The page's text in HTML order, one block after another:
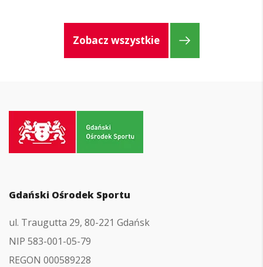
Zobacz wszystkie
strony
Gdański Ośrodek Sportu
ul. Traugutta 29, 80-221 Gdańsk
NIP 583-001-05-79
REGON 000589228